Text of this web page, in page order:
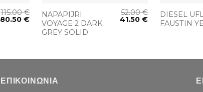
115.00€
80.50€
NAPAPIJRI
VOYAGE 2 DARK
GREY SOLID
52.00€
41.50€
DIESEL
FAUSTIN
ΕΠΙΚΟΙΝΩΝΙΑ